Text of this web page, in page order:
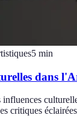
5 min
dans
critiques